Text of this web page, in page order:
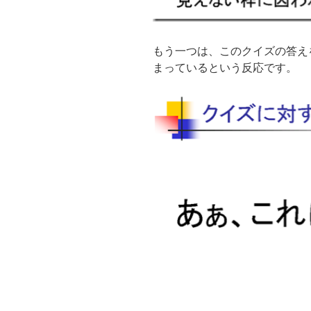
もう一つは、このクイズの答
まっているという反応です。